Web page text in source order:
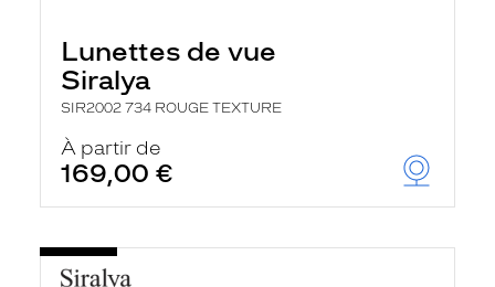
Lunettes de vue
Siralya
SIR2002 734 ROUGE TEXTURE
À partir de
169,00 €